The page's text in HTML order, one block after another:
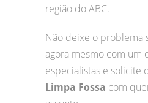
região do ABC.
Não deixe o problema
agora mesmo com um
especialistas e solicite
Limpa Fossa com